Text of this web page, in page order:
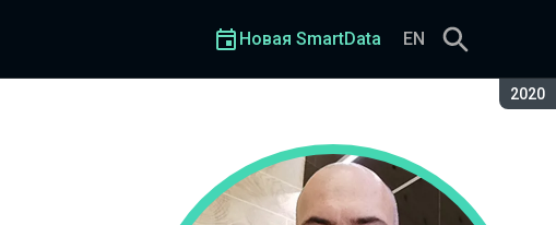
2020
Новая SmartData EN